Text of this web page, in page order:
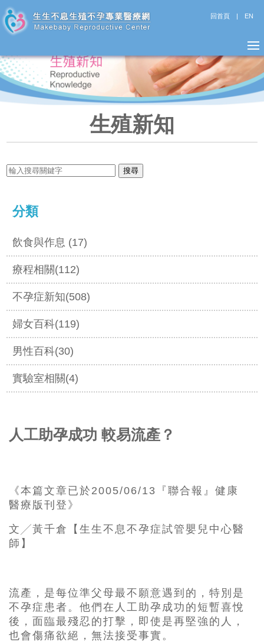
回首頁| EN
生殖新知
分類
飲食與作息 (17)
療程相關(112)
不孕症新知(508)
婦女百科(119)
男性百科(30)
實驗室相關(4)
人工助孕成功 較易流產？
《本篇文章已於2005/06/13『聯合報』健康
醫療版刊登》
文╱黃千倉【生生不息不孕症試管嬰兒中心醫
師】
流產，是每位準父母最不願意遇到的，特別是
不孕症患者。他們在人工助孕成功的短暫喜悅
後，面臨最殘忍的打擊，即使是再堅強的人，
也會傷痛欲絕，無法接受事實。